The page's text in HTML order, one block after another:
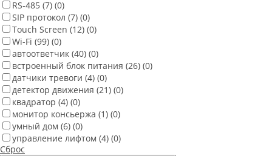
RS-485 (7) (0)
SIP протокол (7) (0)
Touch Screen (12) (0)
Wi-Fi (99) (0)
автоответчик (40) (0)
встроенный блок питания (26) (0)
датчики тревоги (4) (0)
детектор движения (21) (0)
квадратор (4) (0)
монитор консьержа (1) (0)
умный дом (6) (0)
управление лифтом (4) (0)
Сброс